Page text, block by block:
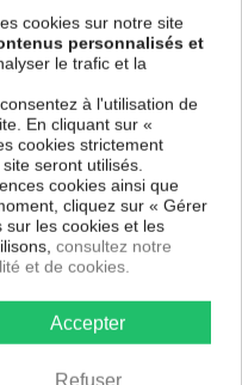
résistant aux rayons UV,
chambre à coucher et la
et modernes constituent un
nouvelle touche à vos
cm
cookies sur notre site
personnalisés et
le trafic et la
à l'utilisation de
En cliquant sur «
cookies strictement
seront utilisés.
cookies ainsi que
cliquez sur « Gérer
sur les cookies et les
consultez notre
et de cookies.
Accepter
Refuser